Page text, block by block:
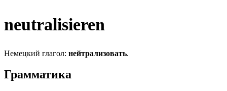
neutralisieren
Немецкий глагол: нейтрализовать.
Грамматика